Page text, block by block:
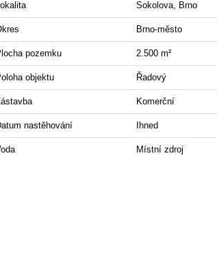
Sokolova, Brno
Brno-město
pozemku 2.500 m²
objektu Řadový
Komerční
nastěhování Ihned
Místní zdroj